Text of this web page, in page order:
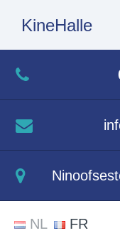
KineHalle
Home
Wat doe ik
NL FR